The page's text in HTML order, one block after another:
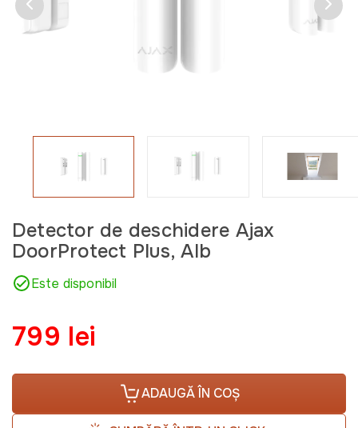
Detector de deschidere Ajax
DoorProtect Plus, Alb
Este disponibil
799 lei
ADAUGĂ ÎN COȘ